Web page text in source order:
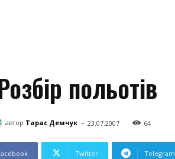
польотів
автор Тарас Демчук - 23.07.2007 64
Twitter Telegram